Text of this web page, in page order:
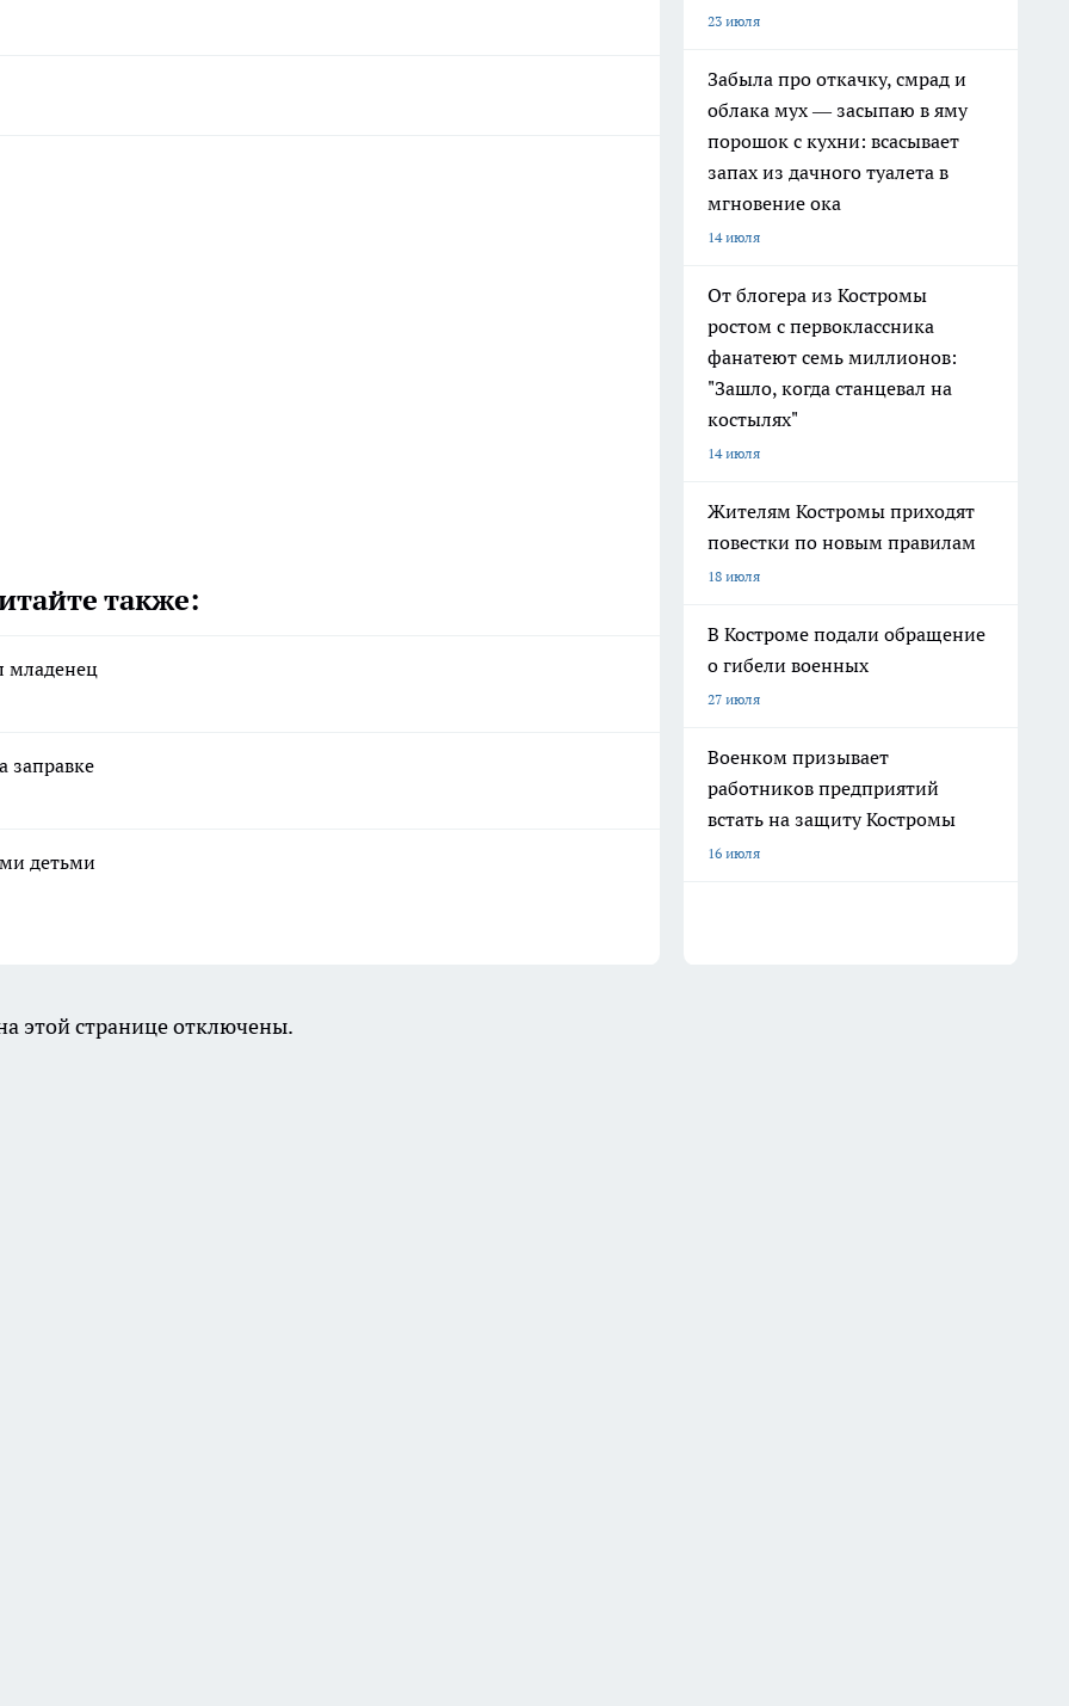
также:
младенец
заправке
детьми
23 июля
Забыла про откачку, смрад и
облака мух — засыпаю в яму
порошок с кухни: всасывает
запах из дачного туалета в
мгновение ока
14 июля
От блогера из Костромы
ростом с первоклассника
фанатеют семь миллионов:
"Зашло, когда станцевал на
костылях"
14 июля
Жителям Костромы приходят
повестки по новым правилам
18 июля
В Костроме подали обращение
о гибели военных
27 июля
Военком призывает
работников предприятий
встать на защиту Костромы
16 июля
этой странице отключены.